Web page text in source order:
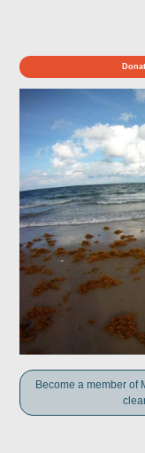
Become a member of